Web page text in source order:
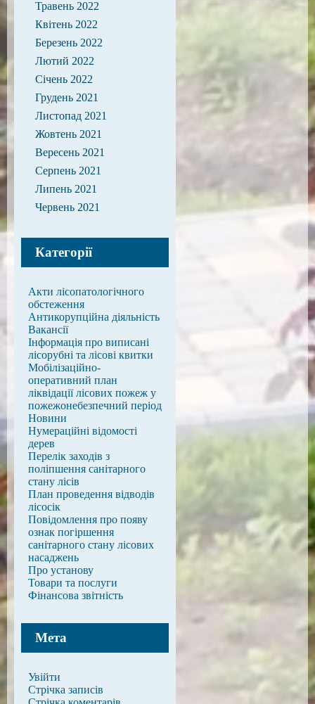
Травень 2022
Квітень 2022
Березень 2022
Лютий 2022
Січень 2022
Грудень 2021
Листопад 2021
Жовтень 2021
Вересень 2021
Серпень 2021
Липень 2021
Червень 2021
Категорії
Акти лісопатологічного
обстеження
Антикорупційна діяльність
Вакансії
Інформація про виписані
лісорубні та лісові квитки
Мобілізаційно-
оперативний план
ліквідації лісових пожеж у
пожежонебезпечний період
Новини
Нумераційні відомості
дерев
Перелік заходів з
поліпшення санітарного
стану лісів
План проведення відводів
лісосік
Повідомлення про появу
ознак погіршення
санітарного стану лісових
насаджень
Про установу
Товари та послуги
Фінансова звітність
Мета
Увійти
Стрічка записів